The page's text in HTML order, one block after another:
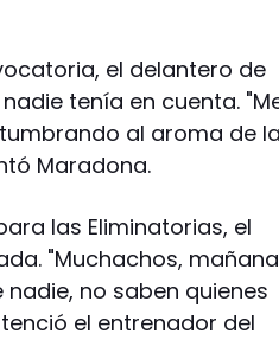
el delantero de
tenía en cuenta.
al aroma de la
Maradona.
las Eliminatorias, el
"Muchachos, mañana
no saben quienes
el entrenador del